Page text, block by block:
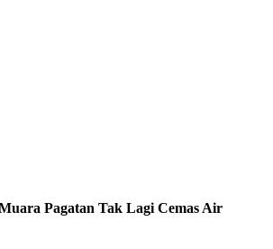
Pagatan Tak Lagi Cemas Air